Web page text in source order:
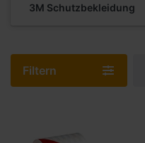
3M Schutzbekleidung
Filtern